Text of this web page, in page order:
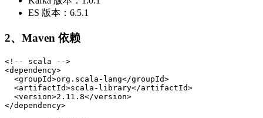
ES 版本：6.5.1
2、Maven 依赖
<!-- scala -->
<dependency>
  <groupId>org.scala-lang</groupId>
  <artifactId>scala-library</artifactId>
  <version>2.11.8</version>
</dependency>